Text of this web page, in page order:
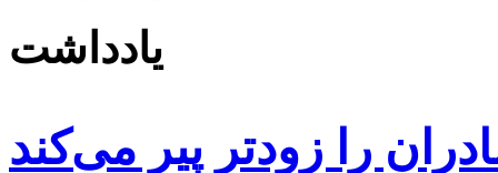
یادداشت
را زودتر پیر می‌کند